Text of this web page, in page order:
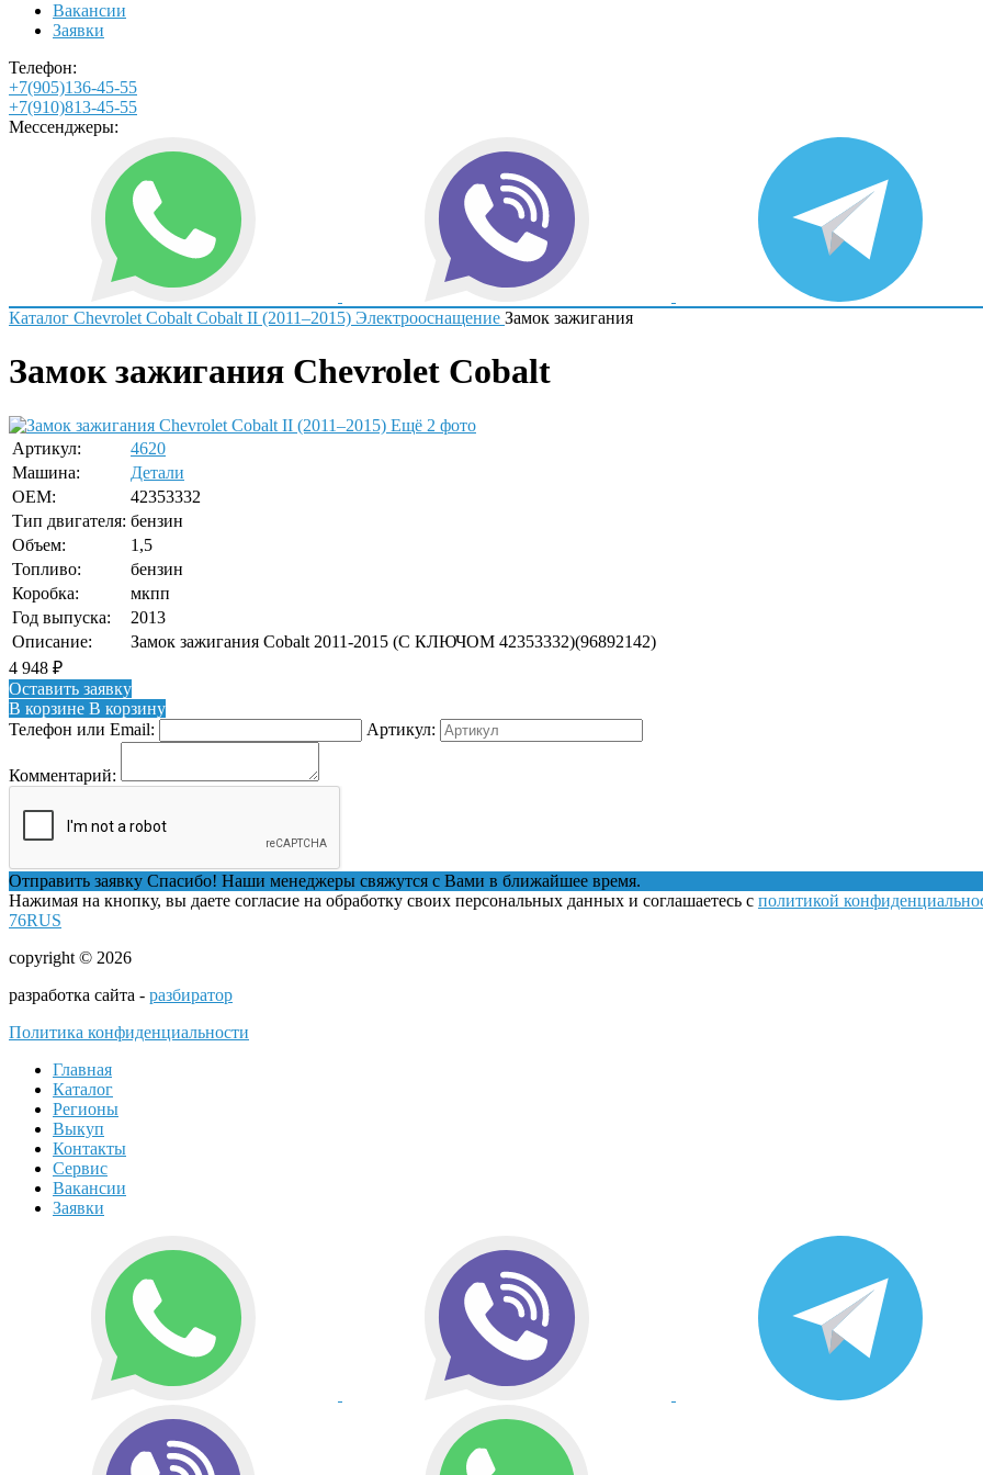
Вакансии
Заявки
Телефон:
+7(905)136-45-55
+7(910)813-45-55
Мессенджеры:
Каталог Chevrolet Cobalt Cobalt II (2011–2015) Электрооснащение Замок зажигания
Замок зажигания Chevrolet Cobalt
Ещё 2 фото
Артикул:
4620
Машина:
Детали
OEM:
42353332
Тип двигателя: бензин
Объем:
1,5
Топливо:
бензин
Коробка:
мкпп
Год выпуска:
2013
Описание:
Замок зажигания Cobalt 2011-2015 (С КЛЮЧОМ 42353332)(96892142)
4 948 ₽
Оставить заявку
В корзине В корзину
Телефон или Email:
Артикул:
Комментарий:
Отправить заявку Спасибо! Наши менеджеры свяжутся с Вами в ближайшее время.
Нажимая на кнопку, вы даете согласие на обработку своих персональных данных и соглашаетесь с политикой
76RUS
copyright © 2026
разработка сайта - разбиратор
Политика конфиденциальности
Главная
Каталог
Регионы
Выкуп
Контакты
Сервис
Вакансии
Заявки